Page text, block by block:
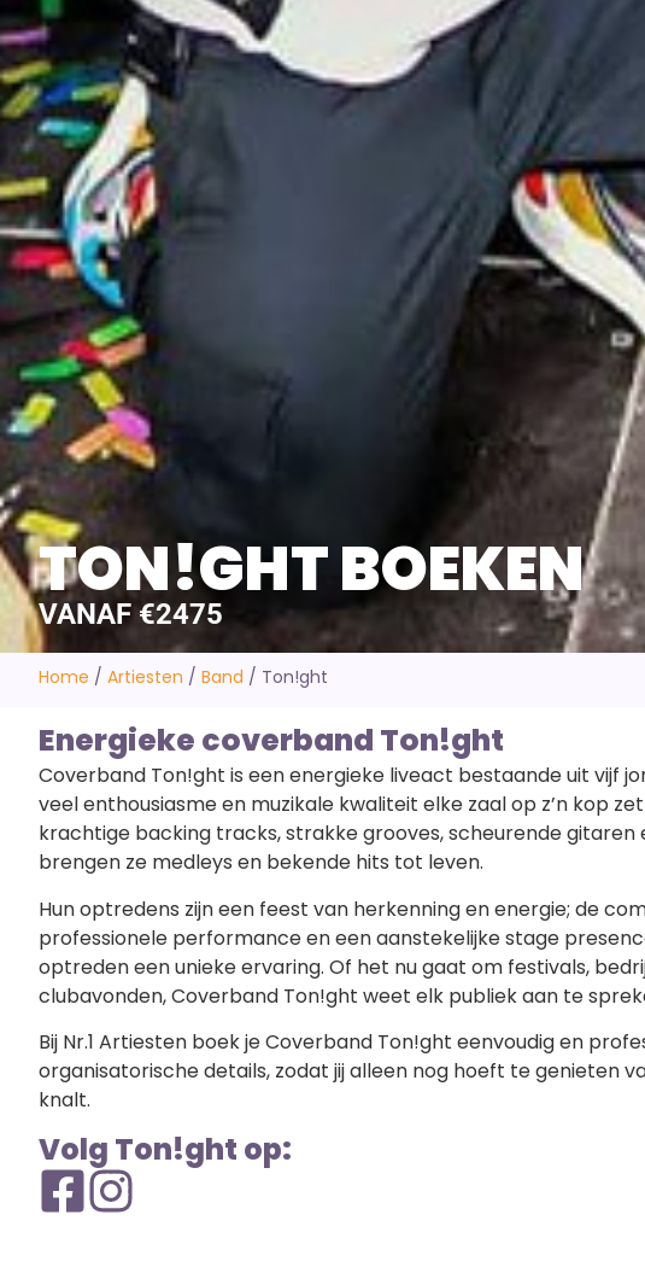
VANAF €2475
TON!GHT BOEKEN
Home / Artiesten / Band / Ton!ght
Energieke coverband Ton!ght
Coverband Ton!ght is een energieke liveact bestaande uit vijf
veel enthousiasme en muzikale kwaliteit elke zaal op z’n kop
krachtige backing tracks, strakke grooves, scheurende gitaren
brengen ze medleys en bekende hits tot leven.
Hun optredens zijn een feest van herkenning en energie; de
professionele performance en een aanstekelijke stage
optreden een unieke ervaring. Of het nu gaat om festivals,
clubavonden, Coverband Ton!ght weet elk publiek aan te
Bij Nr.1 Artiesten boek je Coverband Ton!ght eenvoudig en
organisatorische details, zodat jij alleen nog hoeft te genieten
knalt.
Volg Ton!ght op: